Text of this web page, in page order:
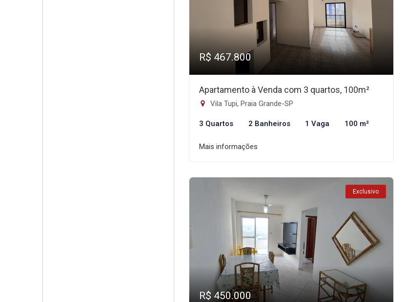
R$ 467.800
Apartamento à Venda com 3 quartos, 100m²
Vila Tupi, Praia Grande-SP
3 Quartos 2 Banheiros 1 Vaga 100 m²
Mais informações
Exclusivo
R$ 450.000